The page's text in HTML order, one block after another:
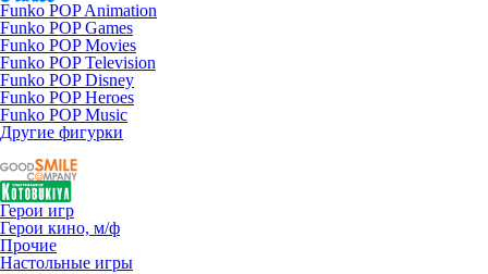
Funko POP Animation
Funko POP Games
Funko POP Movies
Funko POP Television
Funko POP Disney
Funko POP Heroes
Funko POP Music
Другие фигурки
Герои игр
Герои кино, м/ф
Прочие
Настольные игры